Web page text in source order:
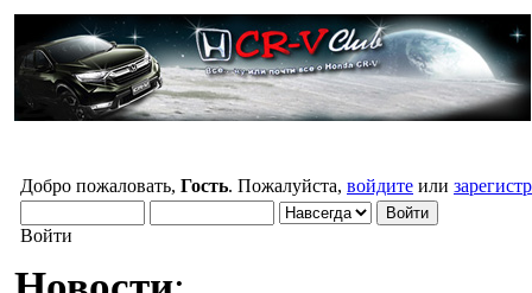
Добро пожаловать, Гость. Пожалуйста, войдите или
Войти